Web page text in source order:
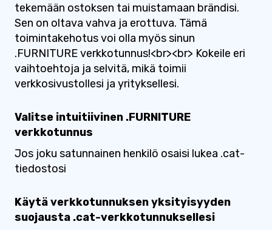
tekemään ostoksen tai muistamaan brändisi.
Sen on oltava vahva ja erottuva. Tämä
toimintakehotus voi olla myös sinun
.FURNITURE verkkotunnus!<br><br> Kokeile eri
vaihtoehtoja ja selvitä, mikä toimii
verkkosivustollesi ja yrityksellesi.
Valitse intuitiivinen .FURNITURE
verkkotunnus
Jos joku satunnainen henkilö osaisi lukea .cat-
tiedostosi
Käytä verkkotunnuksen yksityisyyden
suojausta .cat-verkkotunnuksellesi